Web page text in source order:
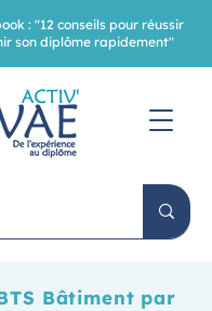
: "12 conseils pour réussir
son diplôme rapidement"
Bâtiment par